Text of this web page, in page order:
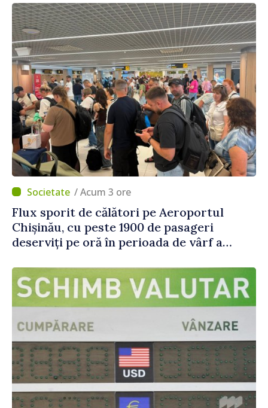
/ Acum 3 ore
Flux sporit de călători pe Aeroportul
Chișinău, cu peste 1900 de pasageri
deserviți pe oră în perioada de vârf a